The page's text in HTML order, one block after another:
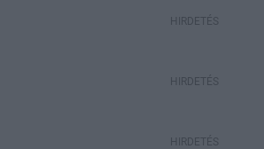
HIRDETÉS
HIRDETÉS
HIRDETÉS